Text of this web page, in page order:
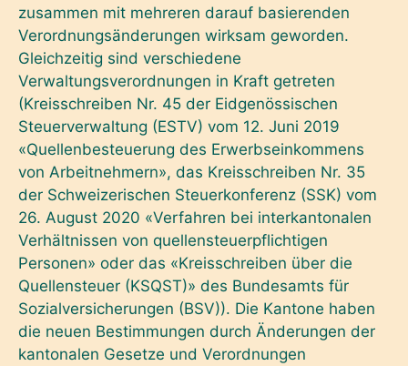
zusammen mit mehreren darauf basierenden
Verordnungsänderungen wirksam geworden.
Gleichzeitig sind verschiedene
Verwaltungsverordnungen in Kraft getreten
(Kreisschreiben Nr. 45 der Eidgenössischen
Steuerverwaltung (ESTV) vom 12. Juni 2019
«Quellenbesteuerung des Erwerbseinkommens
von Arbeitnehmern», das Kreisschreiben Nr. 35
der Schweizerischen Steuerkonferenz (SSK) vom
26. August 2020 «Verfahren bei interkantonalen
Verhältnissen von quellensteuerpflichtigen
Personen» oder das «Kreisschreiben über die
Quellensteuer (KSQST)» des Bundesamts für
Sozialversicherungen (BSV)). Die Kantone haben
die neuen Bestimmungen durch Änderungen der
kantonalen Gesetze und Verordnungen